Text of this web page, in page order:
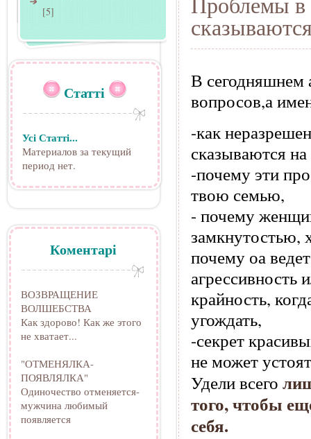
В сегодняшнем
вопросов,а
-как
сказываются
-почему эти
твою семью,
- почему
почему оа
агрессивность
крайность,
угождать,
-секрет
не может
Удели всего
того, чтобы
себя.
[5]
Статті
Усі Статті...
Материалов за текущий
период нет.
Коментарі
ВОЗВРАЩЕНИЕ
ВОЛШЕБСТВА
Как здорово! Как же этого
не хватает...
"ОТМЕНЯЛКА-
ПОЯВЛЯЛКА"
Одиночество отменяется-
мужчина любимый
появляется